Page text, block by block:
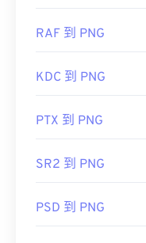
RAF 到 PNG
KDC 到 PNG
PTX 到 PNG
SR2 到 PNG
PSD 到 PNG